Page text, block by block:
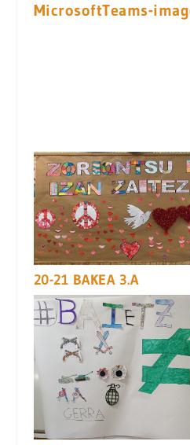
MicrosoftTeams-
20-21 BAKEA 3.A